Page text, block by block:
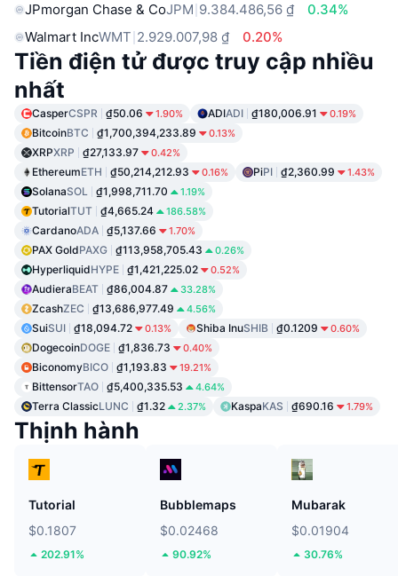
JPmorgan Chase & CoJPM 9.384.486,56 ₫
0.34%
Walmart IncWMT 2.929.007,98 ₫ 0.20%
Tiền điện tử được truy cập nhiều
nhất
CasperCSPR ₫50.06 1.90% ADIADI ₫180,006.91 0.19%
BitcoinBTC ₫1,700,394,233.89 0.13%
XRPXRP ₫27,133.97 0.42%
EthereumETH ₫50,214,212.93 0.16% PiPI ₫2,360.99 1.43%
SolanaSOL ₫1,998,711.70 1.19%
TutorialTUT ₫4,665.24 186.58%
CardanoADA ₫5,137.66 1.70%
PAX GoldPAXG ₫113,958,705.43 0.26%
HyperliquidHYPE ₫1,421,225.02 0.52%
AudieraBEAT ₫86,004.87 33.28%
ZcashZEC ₫13,686,977.49 4.56%
SuiSUI ₫18,094.72 0.13% Shiba InuSHIB ₫0.1209 0.60%
DogecoinDOGE ₫1,836.73 0.40%
BiconomyBICO ₫1,193.83 19.21%
BittensorTAO ₫5,400,335.53 4.64%
Terra ClassicLUNC ₫1.32 2.37% KaspaKAS ₫690.16 1.79%
Thịnh hành
Tutorial
$0.1807
202.91%
Bubblemaps
$0.02468
90.92%
Mubarak
$0.01904
30.76%